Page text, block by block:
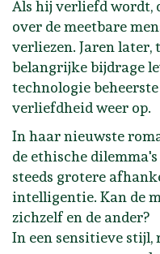
Als hij verliefd wordt,
over de meetbare
verliezen. Jaren later,
belangrijke bijdrage
technologie
verliefdheid weer op.
In haar nieuwste
de ethische
steeds grotere
intelligentie. Kan de
zichzelf en de ander?
In een sensitieve stijl,